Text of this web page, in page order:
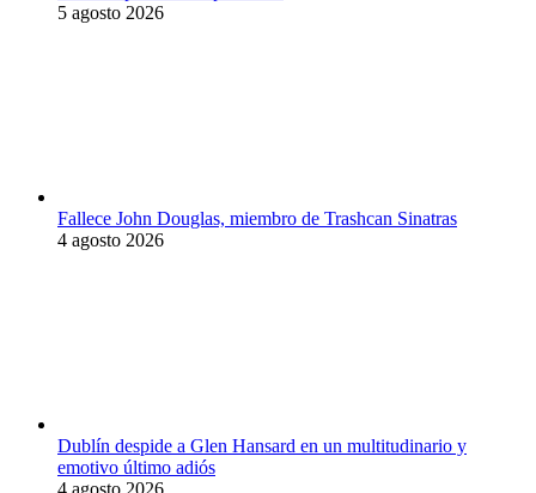
5 agosto 2026
Fallece John Douglas, miembro de Trashcan Sinatras
4 agosto 2026
Dublín despide a Glen Hansard en un multitudinario y
emotivo último adiós